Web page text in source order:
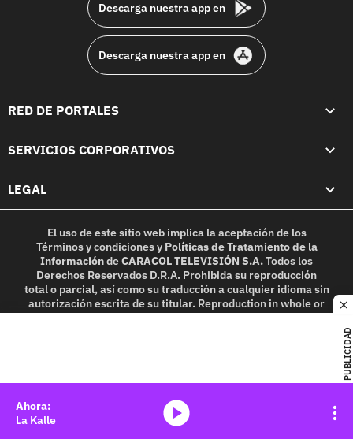
PUBLICIDAD
Descarga nuestra app en
Descarga nuestra app en
RED DE PORTALES
SERVICIOS CORPORATIVOS
LEGAL
El uso de este sitio web implica la aceptación de los
Términos y condicionesy Políticas de Tratamiento de la
InformacióndeCARACOL TELEVISIÓN S.A.Todos los
Derechos Reservados D.R.A. Prohibida su reproducción
total o parcial, así como su traducción a cualquier idioma sin
autorización escrita de su titular. Reproduction in whole or
in part, or translation without written permission is
La Kalle